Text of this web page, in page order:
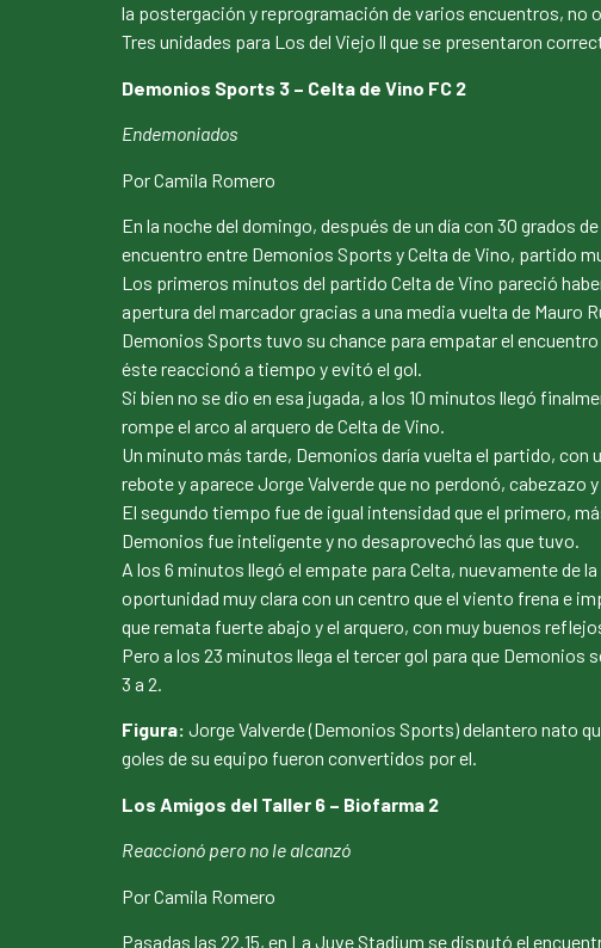
la postergación y reprogramación de varios encuentros,
Tres unidades para Los del Viejo ll que se presentaron
Demonios Sports 3 – Celta de Vino FC 2
Endemoniados
Por Camila Romero
En la noche del domingo, después de un día con 30 grados
encuentro entre Demonios Sports y Celta de Vino, partido
Los primeros minutos del partido Celta de Vino pareció
apertura del marcador gracias a una media vuelta de Mauro
Demonios Sports tuvo su chance para empatar el
éste reaccionó a tiempo y evitó el gol.
Si bien no se dio en esa jugada, a los 10 minutos llegó
rompe el arco al arquero de Celta de Vino.
Un minuto más tarde, Demonios daría vuelta el partido, con
rebote y aparece Jorge Valverde que no perdonó, cabezazo
El segundo tiempo fue de igual intensidad que el primero,
Demonios fue inteligente y no desaprovechó las que tuvo.
A los 6 minutos llegó el empate para Celta, nuevamente de
oportunidad muy clara con un centro que el viento frena e
que remata fuerte abajo y el arquero, con muy buenos
Pero a los 23 minutos llega el tercer gol para que Demonios
3 a 2.
Figura: Jorge Valverde (Demonios Sports) delantero nato
goles de su equipo fueron convertidos por el.
Los Amigos del Taller 6 – Biofarma 2
Reaccionó pero no le alcanzó
Por Camila Romero
Pasadas las 22.15, en La Juve Stadium se disputó el